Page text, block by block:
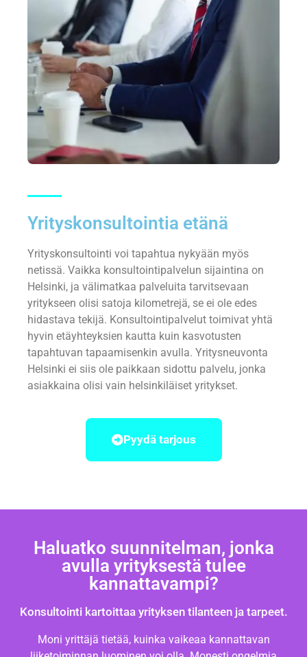
Yrityskonsultointia etänä
Yrityskonsultointi voi tapahtua nykyään myös
netissä. Vaikka konsultointipalvelun sijaintina on
Helsinki, ja välimatkaa palveluita tarvitsevaan
yritykseen olisi satoja kilometrejä, se ei ole edes
hidastava tekijä. Konsultointipalvelut toimivat yhtä
hyvin etäyhteyksien kautta kuin kasvotusten
tapahtuvan tapaamisenkin avulla. Yritysneuvonta
Helsinki ei siis ole paikkaan sidottu palvelu, jonka
asiakkaina olisi vain helsinkiläiset yritykset.
Pyydä tarjous
Haluatko suunnitelman, jonka
avulla yrityksestä tulee
kannattavampi?
Konsultointi kartoittaa yrityksen tilanteen ja tarpeet.
Moni yrittäjä tietää, kuinka vaikeaa kannattavan